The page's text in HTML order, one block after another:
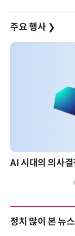
주요 행사 ❯
정치 많이 본 뉴스